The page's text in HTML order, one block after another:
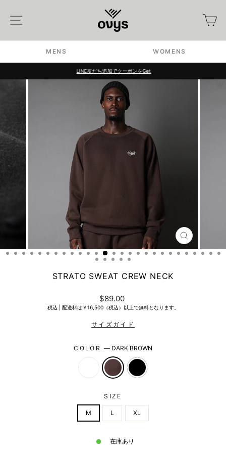
content
MENS WOMENS
Pause
slideshow
LINE友だち追加でクーポンをGet
CLOSE
(ESC)
STRATO SWEAT CREW NECK
Regular
price
$89.00
税込 | 配送料は￥16,500（税込）以上で無料となります。
COLOR — DARK BROWN
SIZE
M L XL
在庫あり